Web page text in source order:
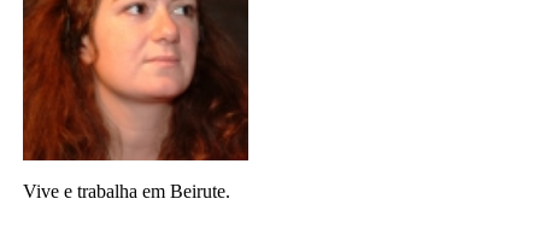
Vive e trabalha em Beirute.